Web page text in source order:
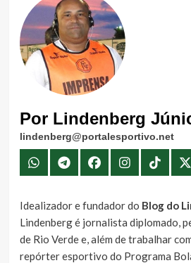
Por Lindenberg
lindenberg@portalesportivo.net
Idealizador e fundador do Blog do
Lindenberg é jornalista diplomado,
de Rio Verde e, além de trabalhar
repórter esportivo do Programa